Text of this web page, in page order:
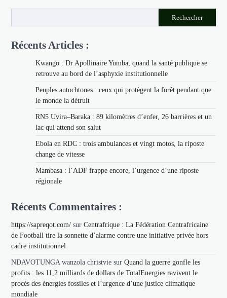
Rechercher
Récents Articles :
Kwango : Dr Apollinaire Yumba, quand la santé publique se
retrouve au bord de l’asphyxie institutionnelle
Peuples autochtones : ceux qui protègent la forêt pendant que
le monde la détruit
RN5 Uvira–Baraka : 89 kilomètres d’enfer, 26 barrières et un
lac qui attend son salut
Ebola en RDC : trois ambulances et vingt motos, la riposte
change de vitesse
Mambasa : l’ADF frappe encore, l’urgence d’une riposte
régionale
Récents Commentaires :
https://sapreqot.com/ surCentrafrique : La Fédération Centrafricaine
de Football tire la sonnette d’alarme contre une initiative privée hors
cadre institutionnel
NDAVOTUNGA wanzola christvie surQuand la guerre gonfle les
profits : les 11,2 milliards de dollars de TotalEnergies ravivent le
procès des énergies fossiles et l’urgence d’une justice climatique
mondiale